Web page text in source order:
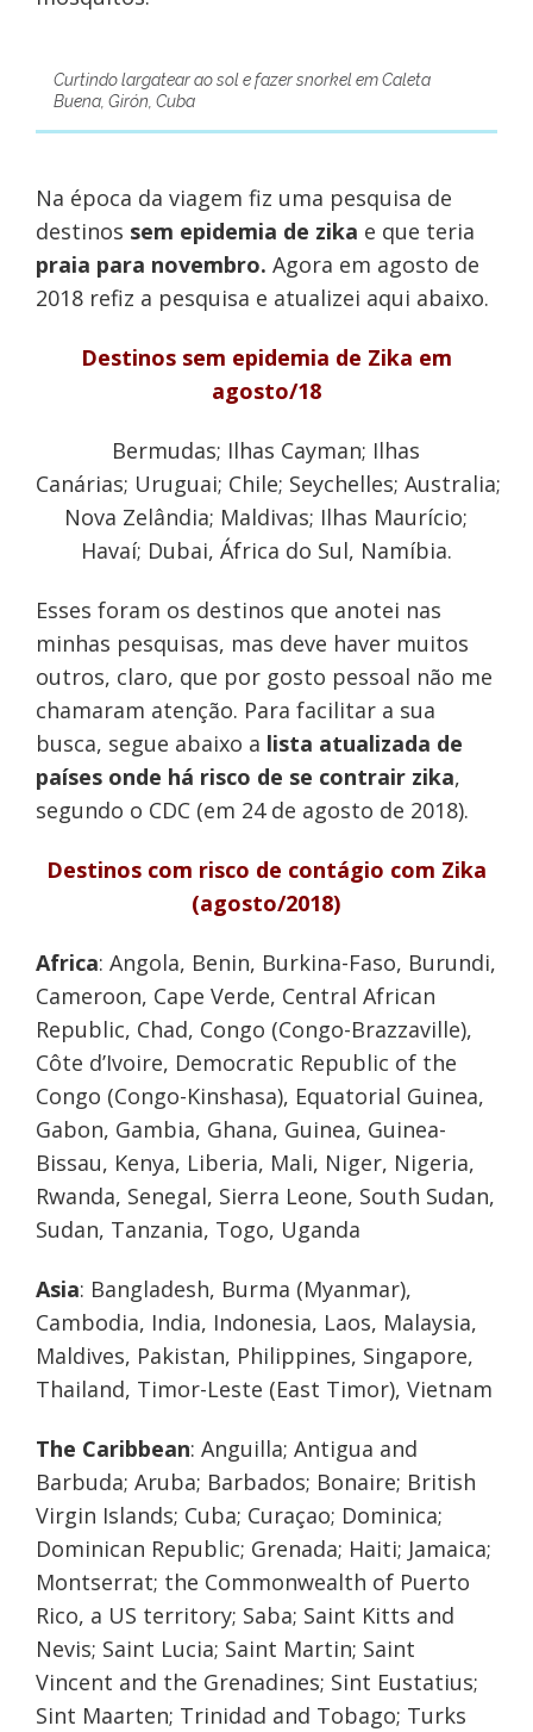
Curtindo largatear ao sol e fazer snorkel em Caleta
Buena, Girón, Cuba
Na época da viagem fiz uma pesquisa de
destinos sem epidemia de zika e que teria
praia para novembro. Agora em agosto de
2018 refiz a pesquisa e atualizei aqui abaixo.
Destinos sem epidemia de Zika em
agosto/18
Bermudas; Ilhas Cayman; Ilhas
Canárias; Uruguai; Chile; Seychelles; Australia;
Nova Zelândia; Maldivas; Ilhas Maurício;
Havaí; Dubai, África do Sul, Namíbia.
Esses foram os destinos que anotei nas
minhas pesquisas, mas deve haver muitos
outros, claro, que por gosto pessoal não me
chamaram atenção. Para facilitar a sua
busca, segue abaixo a lista atualizada de
países onde há risco de se contrair zika,
segundo o CDC (em 24 de agosto de 2018).
Destinos com risco de contágio com Zika
(agosto/2018)
Africa: Angola, Benin, Burkina-Faso, Burundi,
Cameroon, Cape Verde, Central African
Republic, Chad, Congo (Congo-Brazzaville),
Côte d’Ivoire, Democratic Republic of the
Congo (Congo-Kinshasa), Equatorial Guinea,
Gabon, Gambia, Ghana, Guinea, Guinea-
Bissau, Kenya, Liberia, Mali, Niger, Nigeria,
Rwanda, Senegal, Sierra Leone, South Sudan,
Sudan, Tanzania, Togo, Uganda
Asia: Bangladesh, Burma (Myanmar),
Cambodia, India, Indonesia, Laos, Malaysia,
Maldives, Pakistan, Philippines, Singapore,
Thailand, Timor-Leste (East Timor), Vietnam
The Caribbean: Anguilla; Antigua and
Barbuda; Aruba; Barbados; Bonaire; British
Virgin Islands; Cuba; Curaçao; Dominica;
Dominican Republic; Grenada; Haiti; Jamaica;
Montserrat; the Commonwealth of Puerto
Rico, a US territory; Saba; Saint Kitts and
Nevis; Saint Lucia; Saint Martin; Saint
Vincent and the Grenadines; Sint Eustatius;
Sint Maarten; Trinidad and Tobago; Turks